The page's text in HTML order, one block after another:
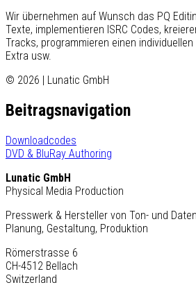
Wir übernehmen auf Wunsch das PQ
Texte, implementieren ISRC Codes,
Tracks, programmieren einen individuellen
Extra usw.
© 2026 | Lunatic GmbH
Beitragsnavigation
Downloadcodes
DVD & BluRay Authoring
Lunatic GmbH
Physical Media Production
Presswerk & Hersteller von Ton- und
Planung, Gestaltung, Produktion
Römerstrasse 6
CH-4512 Bellach
Switzerland